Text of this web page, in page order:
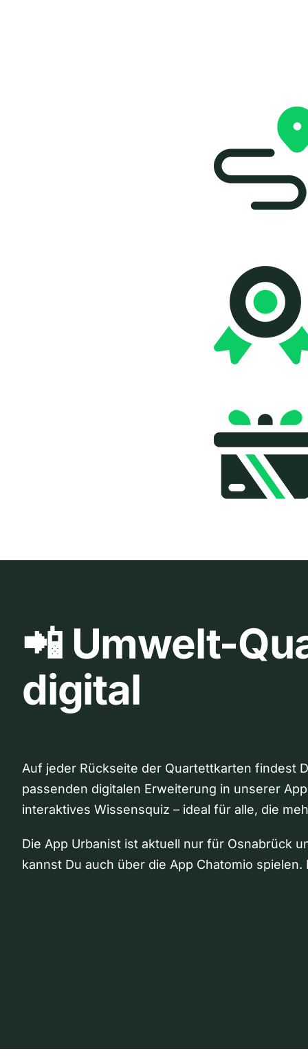
📲 Umwelt-
digital
Auf jeder Rückseite der Quartettkarten findest
passenden digitalen Erweiterung in unserer
interaktives Wissensquiz – ideal für alle, die
Die App Urbanist ist aktuell nur für Osnabrück
kannst Du auch über die App Chatomio